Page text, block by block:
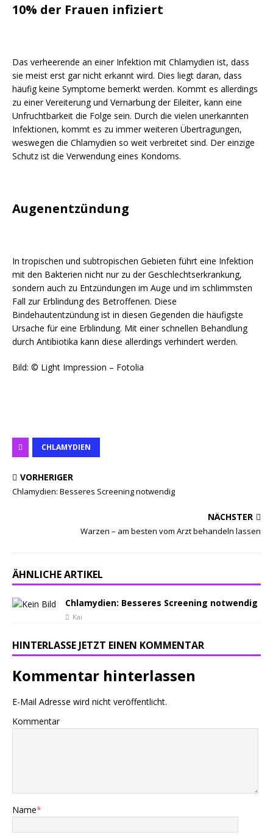
10% der Frauen infiziert
Das verheerende an einer Infektion mit Chlamydien ist, dass
sie meist erst gar nicht erkannt wird. Dies liegt daran, dass
häufig keine Symptome bemerkt werden. Kommt es allerdings
zu einer Vereiterung und Vernarbung der Eileiter, kann eine
Unfruchtbarkeit die Folge sein. Durch die vielen unerkannten
Infektionen, kommt es zu immer weiteren Übertragungen,
weswegen die Chlamydien so weit verbreitet sind. Der einzige
Schutz ist die Verwendung eines Kondoms.
Augenentzündung
In tropischen und subtropischen Gebieten führt eine Infektion
mit den Bakterien nicht nur zu der Geschlechtserkrankung,
sondern auch zu Entzündungen im Auge und im schlimmsten
Fall zur Erblindung des Betroffenen. Diese
Bindehautentzündung ist in diesen Gegenden die häufigste
Ursache für eine Erblindung. Mit einer schnellen Behandlung
durch Antibiotika kann diese allerdings verhindert werden.
Bild: © Light Impression – Fotolia
CHLAMYDIEN
VORHERIGER
Chlamydien: Besseres Screening notwendig
NÄCHSTER
Warzen – am besten vom Arzt behandeln lassen
ÄHNLICHE ARTIKEL
Chlamydien: Besseres Screening notwendig
Kai
HINTERLASSE JETZT EINEN KOMMENTAR
Kommentar hinterlassen
E-Mail Adresse wird nicht veröffentlicht.
Kommentar
Name*